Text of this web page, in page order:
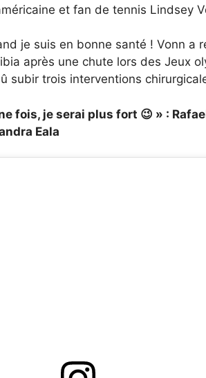
et fan de tennis Lindsey
je suis en bonne santé ! Vonn a
après une chute lors des Jeux
subir trois interventions
fois, je serai plus fort 😉 » :
Eala